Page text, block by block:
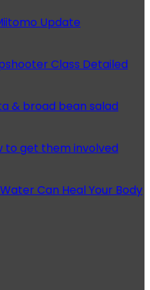
Update
Class Detailed
& broad bean salad
to get them involved
Can Heal Your Body